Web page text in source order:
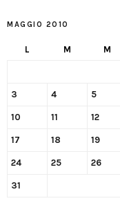
MAGGIO 2010
L M M
3 4 5
10 11 12
17 18 19
24 25 26
31